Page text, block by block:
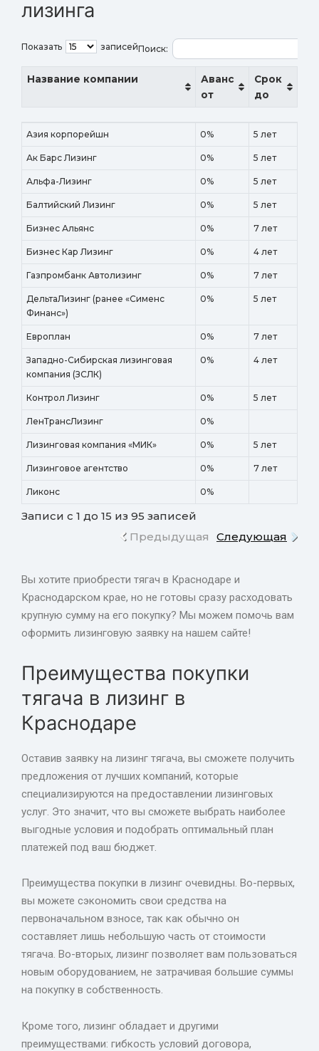
лизинга
Показать записейПоиск:
Название компании
Аванс
от
Срок
до
Название компании
Аванс
Срок
Азия корпорейшн 0% 5 лет
Ак Барс Лизинг 0% 5 лет
Альфа-Лизинг 0% 5 лет
Балтийский Лизинг 0% 5 лет
Бизнес Альянс 0% 7 лет
Бизнес Кар Лизинг 0% 4 лет
Газпромбанк Автолизинг 0% 7 лет
ДельтаЛизинг (ранее «Сименс
Финанс»)
0% 5 лет
Европлан 0% 7 лет
Западно-Сибирская лизинговая
компания (ЗСЛК)
0% 4 лет
Контрол Лизинг 0% 5 лет
ЛенТрансЛизинг 0%
Лизинговая компания «МИК» 0% 5 лет
Лизинговое агентство 0% 7 лет
Ликонс 0%
Записи с 1 до 15 из 95 записей
Предыдущая
Следующая
Вы хотите приобрести тягач в Краснодаре и
Краснодарском крае, но не готовы сразу расходовать
крупную сумму на его покупку? Мы можем помочь вам
оформить лизинговую заявку на нашем сайте!
Преимущества покупки
тягача в лизинг в
Краснодаре
Оставив заявку на лизинг тягача, вы сможете получить
предложения от лучших компаний, которые
специализируются на предоставлении лизинговых
услуг. Это значит, что вы сможете выбрать наиболее
выгодные условия и подобрать оптимальный план
платежей под ваш бюджет.
Преимущества покупки в лизинг очевидны. Во-первых,
вы можете сэкономить свои средства на
первоначальном взносе, так как обычно он
составляет лишь небольшую часть от стоимости
тягача. Во-вторых, лизинг позволяет вам пользоваться
новым оборудованием, не затрачивая большие суммы
на покупку в собственность.
Кроме того, лизинг обладает и другими
преимуществами: гибкость условий договора,